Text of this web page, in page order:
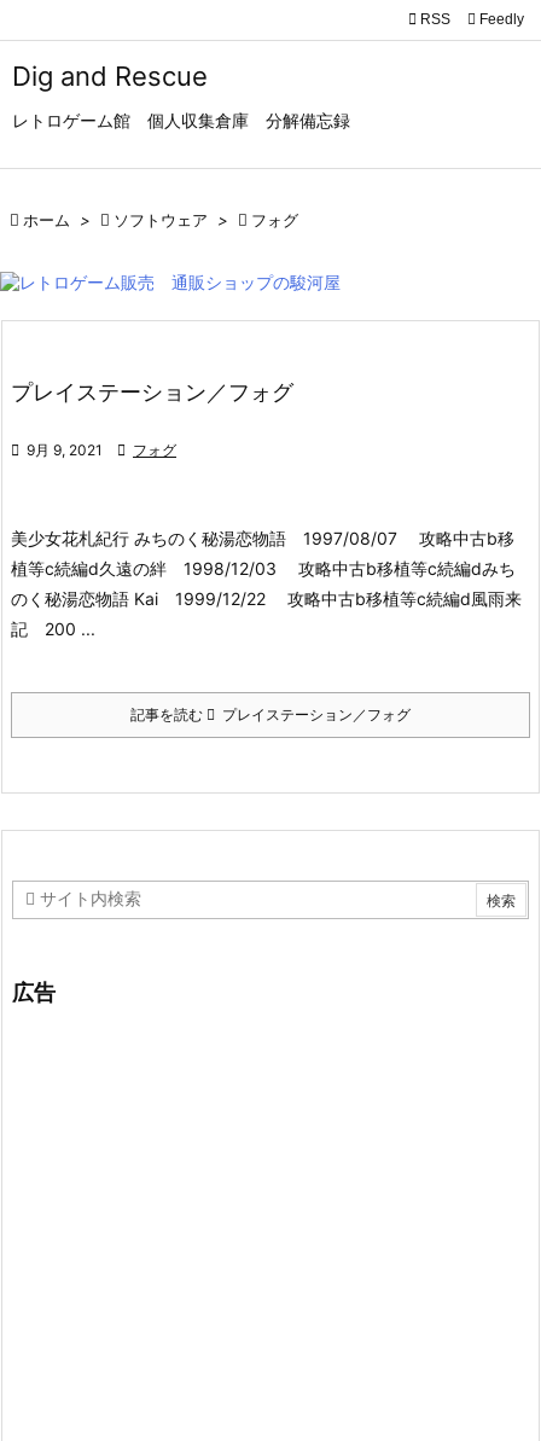
Dig and Rescue
レトロゲーム館 個人収集倉庫 分解備忘録


 RSS Feedly
 ホーム >  ソフトウェア >  フォグ
プレイステーション／フォグ
 9月 9, 2021  フォグ
美少女花札紀行 みちのく秘湯恋物語 1997/08/07 攻略中古b移
植等c続編d久遠の絆 1998/12/03 攻略中古b移植等c続編dみち
のく秘湯恋物語 Kai 1999/12/22 攻略中古b移植等c続編d風雨来
記 200 ...
記事を読む プレイステーション／フォグ
広告